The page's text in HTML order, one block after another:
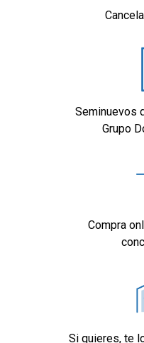
concesionario.
Seminuevos
Grupo
Compra
Si quieres, te